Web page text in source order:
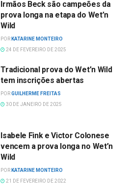
Irmãos Beck são campeões da
prova longa na etapa do Wet’n
Wild
POR KATARINE MONTEIRO
24 DE FEVEREIRO DE 2025
Tradicional prova do Wet’n Wild
tem inscrições abertas
PORGUILHERME FREITAS
30 DE JANEIRO DE 2025
Isabele Fink e Victor Colonese
vencem a prova longa no Wet’n
Wild
POR KATARINE MONTEIRO
21 DE FEVEREIRO DE 2022